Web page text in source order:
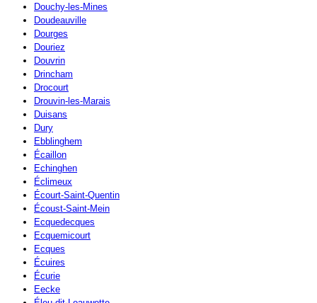
Douchy-les-Mines
Doudeauville
Dourges
Douriez
Douvrin
Drincham
Drocourt
Drouvin-les-Marais
Duisans
Dury
Ebblinghem
Écaillon
Echinghen
Éclimeux
Écourt-Saint-Quentin
Écoust-Saint-Mein
Ecquedecques
Ecquemicourt
Ecques
Écuires
Écurie
Eecke